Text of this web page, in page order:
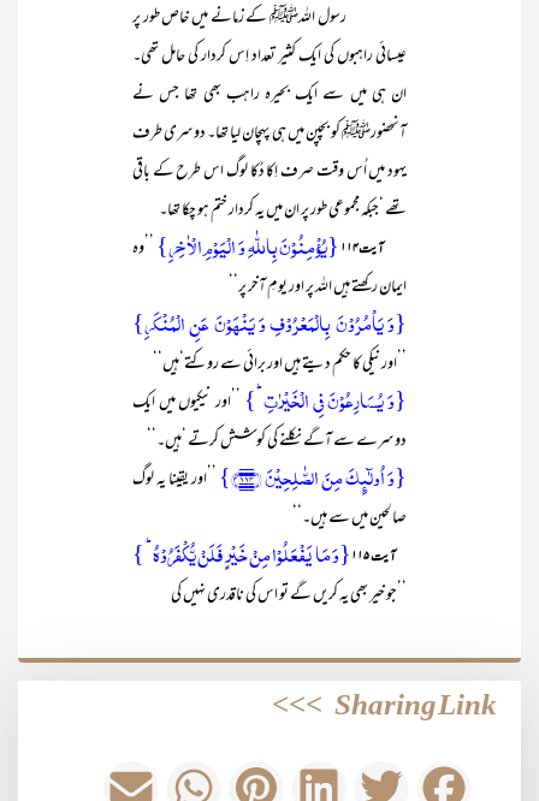
رسول اللہﷺ کے زمانے میں خاص طور پر
عیسائی راہبوں کی ایک کثیر تعداد اِس کردار کی حامل تھی۔
ان ہی میں سے ایک بحیرہ راہب بھی تھا جس نے
آنحضورﷺ کو بچپن میں ہی پہچان لیا تھا۔ دوسری طرف
یہود میں اُس وقت صرف اِکا دُکا لوگ اس طرح کے باقی
تھے ‘جبکہ مجموعی طور پر ان میں یہ کردار ختم ہو چکا تھا۔
آیت ۱۱۴ {یُؤۡمِنُوۡنَ بِاللّٰہِ وَ الۡیَوۡمِ الۡاٰخِرِ} ’’وہ
ایمان رکھتے ہیں اللہ پر اور یومِ آخر پر‘‘
{وَ یَاۡمُرُوۡنَ بِالۡمَعۡرُوۡفِ وَ یَنۡہَوۡنَ عَنِ الۡمُنۡکَرِ}
’’اور نیکی کا حکم دیتے ہیں اور برائی سے روکتے‘ہیں‘‘
{وَ یُسَارِعُوۡنَ فِی الۡخَیۡرٰتِ ؕ} ’’اور نیکیوں میں ایک
دوسرے سے آگے نکلنے کی کوشش کرتے ‘ہیں۔‘‘
{وَ اُولٰٓئِکَ مِنَ الصّٰلِحِیۡنَ ﴿۱۱۴﴾}
’’اور یقینا یہ لوگ
صالحین میں سے ہیں۔‘‘
آیت ۱۱۵ {وَ مَا یَفۡعَلُوۡا مِنۡ خَیۡرٍ فَلَنۡ یُّکۡفَرُوۡہُ ؕ }
’’جو خیر بھی یہ کریں گے تو اس کی ناقدری نہیں کی
Sharing Link
>>>